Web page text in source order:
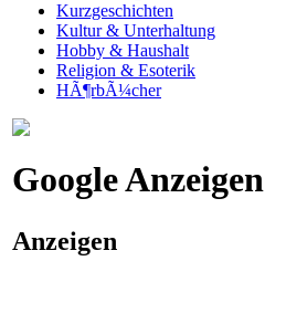
Kurzgeschichten
Kultur & Unterhaltung
Hobby & Haushalt
Religion & Esoterik
HÃ¶rbÃ¼cher
Google Anzeigen
Anzeigen